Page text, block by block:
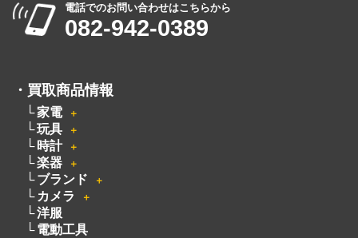
電話でのお問い合わせはこちらから
082-942-0389
・ 買取商品情報
家電 ＋
玩具 ＋
時計 ＋
楽器 ＋
ブランド ＋
カメラ ＋
洋服
電動工具